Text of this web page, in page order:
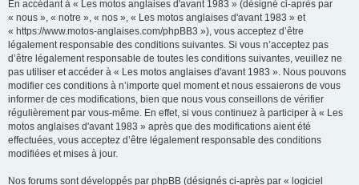
En accédant à « Les motos anglaises d'avant 1983 » (désigné ci-après par
« nous », « notre », « nos », « Les motos anglaises d'avant 1983 » et
« https://www.motos-anglaises.com/phpBB3 »), vous acceptez d’être
légalement responsable des conditions suivantes. Si vous n’acceptez pas
d’être légalement responsable de toutes les conditions suivantes, veuillez ne
pas utiliser et accéder à « Les motos anglaises d'avant 1983 ». Nous pouvons
modifier ces conditions à n’importe quel moment et nous essaierons de vous
informer de ces modifications, bien que nous vous conseillons de vérifier
régulièrement par vous-même. En effet, si vous continuez à participer à « Les
motos anglaises d'avant 1983 » après que des modifications aient été
effectuées, vous acceptez d’être légalement responsable des conditions
modifiées et mises à jour.
Nos forums sont développés par phpBB (désignés ci-après par « logiciel